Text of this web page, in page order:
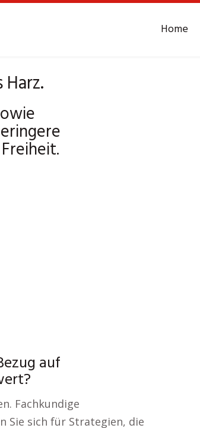
Home
auf
Fachkundige
Sie sich für Strategien, die